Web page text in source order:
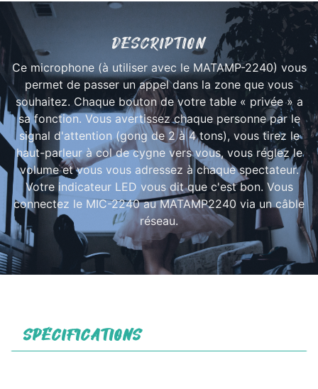
DESCRIPTION
Ce microphone (à utiliser avec le MATAMP-2240) vous
permet de passer un appel dans la zone que vous
souhaitez. Chaque bouton de votre table « privée » a
sa fonction. Vous avertissez chaque personne par le
signal d'attention (gong de 2 à 4 tons), vous tirez le
haut-parleur à col de cygne vers vous, vous réglez le
volume et vous vous adressez à chaque spectateur.
Votre indicateur LED vous dit que c'est bon. Vous
connectez le MIC-2240 au MATAMP2240 via un câble
réseau.
SPÉCIFICATIONS